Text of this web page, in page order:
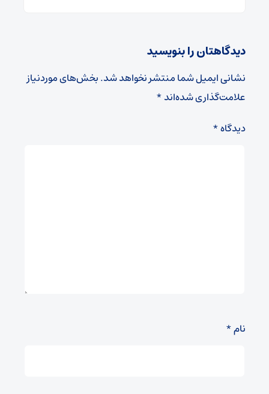
دیدگاهتان را بنویسید
نشانی ایمیل شما منتشر نخواهد شد.بخش‌های موردنیاز
علامت‌گذاری شده‌اند*
دیدگاه*
نام*